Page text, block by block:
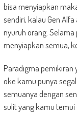
bisa menyiapkan
sendiri, kalau Gen
nyuruh orang.
menyiapkan semua,
Paradigma pemikiran
oke kamu punya
semuanya dengan
sulit yang kamu